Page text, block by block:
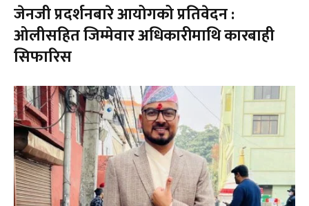
जेनजी प्रदर्शनबारे आयोगको प्रतिवेदन :
ओलीसहित जिम्मेवार अधिकारीमाथि कारबाही
सिफारिस